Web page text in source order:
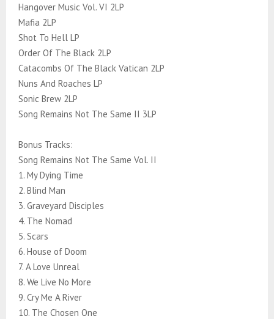
Hangover Music Vol. VI 2LP
Mafia 2LP
Shot To Hell LP
Order Of The Black 2LP
Catacombs Of The Black Vatican 2LP
Nuns And Roaches LP
Sonic Brew 2LP
Song Remains Not The Same II 3LP
Bonus Tracks:
Song Remains Not The Same Vol. II
1. My Dying Time
2. Blind Man
3. Graveyard Disciples
4. The Nomad
5. Scars
6. House of Doom
7. A Love Unreal
8. We Live No More
9. Cry Me A River
10. The Chosen One